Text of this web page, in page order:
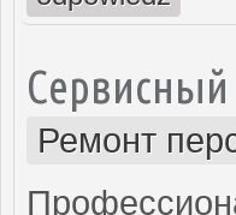
Сервисный
Ремонт